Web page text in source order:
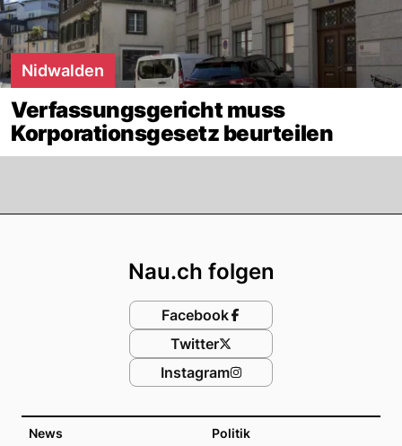
Nidwalden
Verfassungsgericht muss
Korporationsgesetz beurteilen
News Politik
Nau.ch folgen
Facebook
Twitter
Instagram